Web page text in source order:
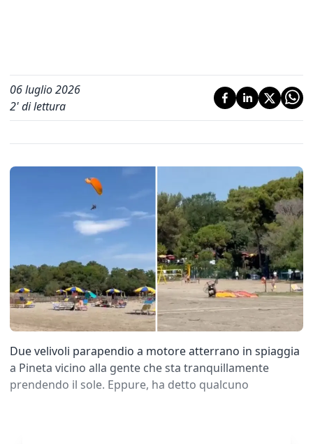
06 luglio 2026
2' di lettura
Due velivoli parapendio a motore atterrano in spiaggia
a Pineta vicino alla gente che sta tranquillamente
prendendo il sole. Eppure, ha detto qualcuno